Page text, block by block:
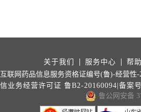
关于我们 服务中心
帮
互联网药品信息服务资格证编号(鲁)-经营性-
业务经营许可证 鲁B2-20160094|备案
鲁公网安备